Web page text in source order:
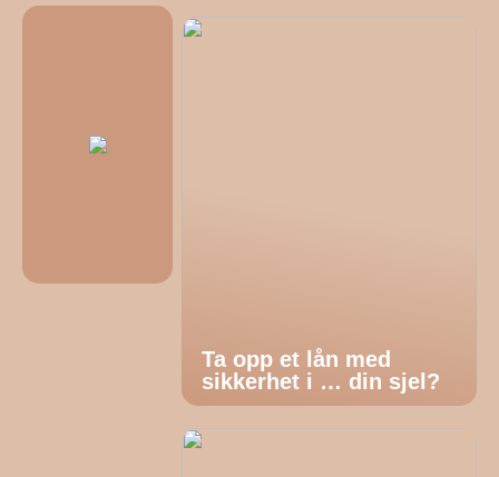
Ta opp et lån med
sikkerhet i … din sjel?